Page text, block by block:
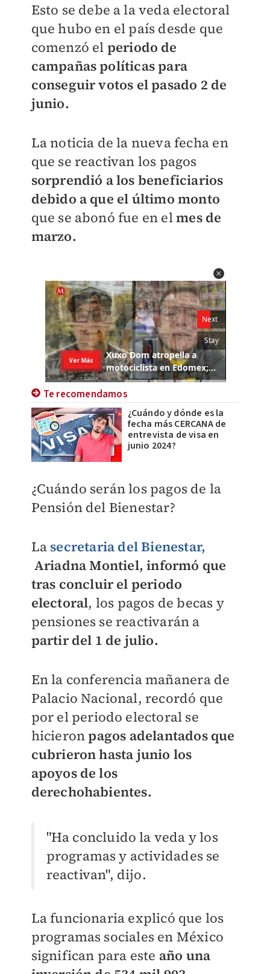
Esto se debe a la veda electoral
que hubo en el país desde que
comenzó el periodo de
campañas políticas para
conseguir votos el pasado 2 de
junio.
La noticia de la nueva fecha en
que se reactivan los pagos
sorprendió a los beneficiarios
debido a que el último monto
que se abonó fue en elmes de
marzo.
Te recomendamos
¿Cuándo y dónde es la
fecha más CERCANA de
entrevista de visa en
junio 2024?
¿Cuándo serán los pagos de la
Pensión del Bienestar?
La secretaria delBienestar,
Ariadna Montiel, informó que
tras concluir el periodo
electoral, los pagos de becas y
pensiones se reactivarán a
partir del 1 de julio.
En la conferencia mañanera de
Palacio Nacional, recordó que
por el periodo electoral se
hicieronpagos adelantados que
cubrieron hasta junio los
apoyos de los
derechohabientes.
"Ha concluido la veda y los
programas y actividades se
reactivan", dijo.
La funcionaria explicó que los
programas sociales en México
significan para este año una